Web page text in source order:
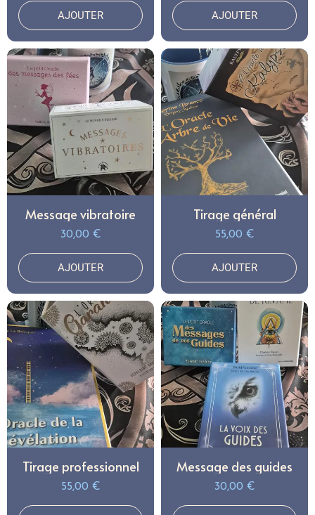
AJOUTER AJOUTER
Message vibratoire
30,00 €
AJOUTER
Tirage général
55,00 €
AJOUTER
Tirage professionnel
55,00 €
Message des guides
30,00 €